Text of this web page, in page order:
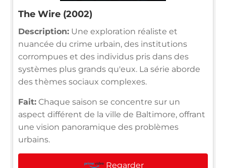
The Wire (2002)
Description: Une exploration réaliste et
nuancée du crime urbain, des institutions
corrompues et des individus pris dans des
systèmes plus grands qu'eux. La série aborde
des thèmes sociaux complexes.
Fait: Chaque saison se concentre sur un
aspect différent de la ville de Baltimore, offrant
une vision panoramique des problèmes
urbains.
Regarder